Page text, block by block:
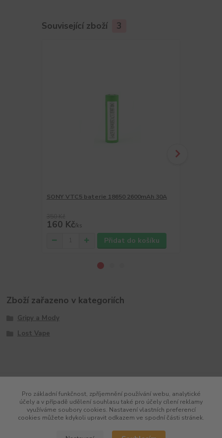
Související zboží 3
SONY VTC5 baterie 18650 2600mAh 30A
160 Kč/ks
Přidat do košíku
Zboží zařazeno v kategoriích
Gripy a Mody
Lost Vape
Pro základní funkčnost, zpříjemnění používání webu, analytické
účely a v případě udělení souhlasu také pro účely cílení reklamy
využíváme soubory cookies. Nastavení vlastních preferencí
cookies můžete kdykoli upravit odkazem ve spodní části stránek.